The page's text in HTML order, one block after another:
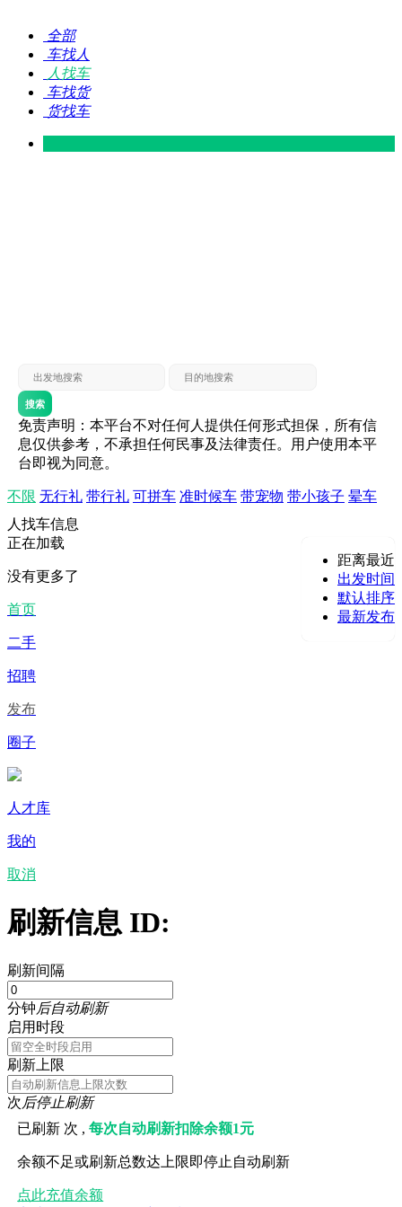
全部
车找人
人找车
车找货
货找车
搜索
免责声明：本平台不对任何人提供任何形式担保，所有信
息仅供参考，不承担任何民事及法律责任。用户使用本平
台即视为同意。
不限 无行礼 带行礼 可拼车 准时候车 带宠物 带小孩子 晕车
人找车信息
距离最近
出发时间
默认排序
最新发布
正在加载
没有更多了
首页
二手
招聘
发布
圈子
人才库
我的
取消
刷新信息 ID:
刷新间隔
分钟后自动刷新
启用时段
刷新上限
次后停止刷新
已刷新 次 ,每次自动刷新扣除余额1元
余额不足或刷新总数达上限即停止自动刷新
点此充值余额